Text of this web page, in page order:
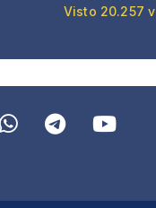
Visto 20.257